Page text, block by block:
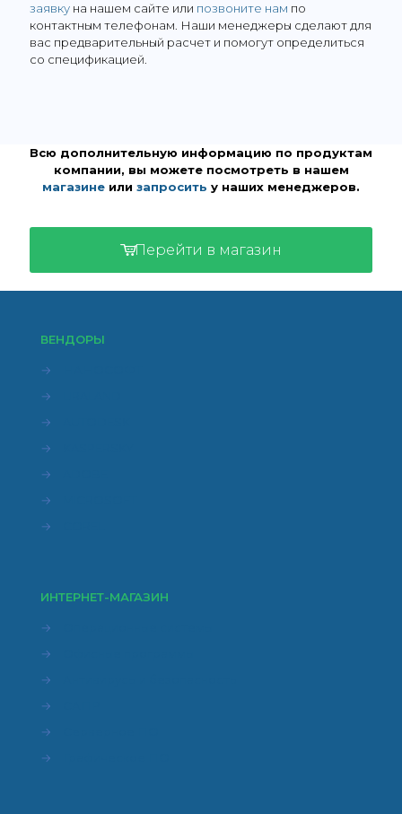
заявку на нашем сайте или позвоните нам по
контактным телефонам. Наши менеджеры сделают для
вас предварительный расчет и помогут определиться
со спецификацией.
Всю дополнительную информацию по продуктам
компании, вы можете посмотреть в нашем
магазине или запросить у наших менеджеров.
Перейти в магазин
ВЕНДОРЫ
→
→
→
→
→
→
→
ИНТЕРНЕТ-МАГАЗИН
→
→
→
→
→
→